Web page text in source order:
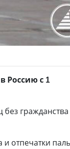
Россию с 1
отпечатки